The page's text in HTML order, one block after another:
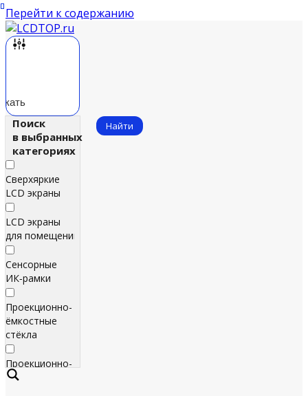
Перейти к содержанию
Поиск
в выбранных
категориях
Сверхяркие
LCD экраны
LCD экраны
для помещений
Сенсорные
ИК‑рамки
Проекционно-
ёмкостные
стёкла
Проекционно-
ёмкостные
Найти